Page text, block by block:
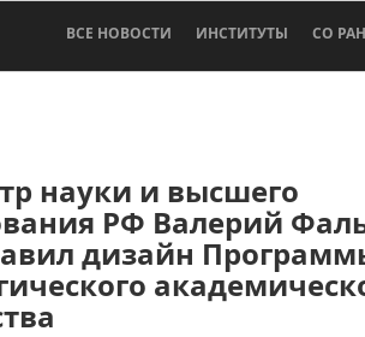
ВСЕ НОВОСТИ ИНСТИТУТЫ СО РАН
науки и высшего
РФ Валерий
дизайн